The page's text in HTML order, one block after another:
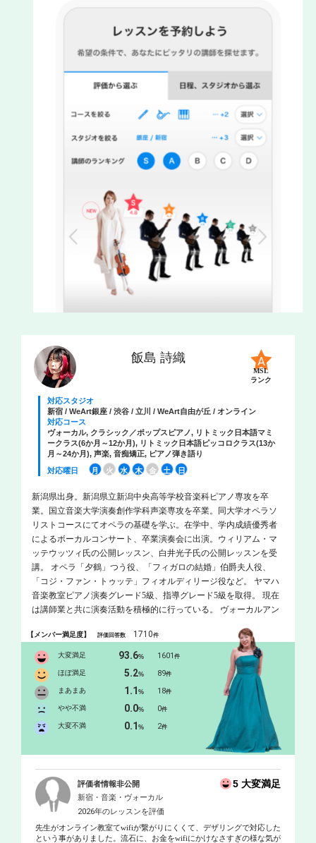
飯島 詩織
MSL
ランク
対応スタジオ
新宿 / WeArt銀座 / 渋谷 / 立川 / WeArt自由が丘 / オンライン
対応コース
ヴォーカル, クラシック／ポップスピアノ, リトミック日本語マミ
ークラス(6か月～12か月), リトミック日本語ピッコロクラス(13か
月～24か月), 声楽, 音痴矯正, ピアノ弾き語り
対応曜日
月 火 水 木 金 土 日
新潟県出身。新潟県立新潟中央高等学校音楽科ピアノ専攻を卒
業。国立音楽大学演奏創作学科声楽専攻を卒業。同大学オペラソ
リストコースにてオペラの基礎を学ぶ。在学中、学内成績優秀者
によるボーカルコンサート、卒業演奏会に出演。ウィリアム・マ
ッテウッツィ氏の公開レッスン、白井光子氏の公開レッスンを受
講。 オペラ「夕鶴」つう役、「フィガロの結婚」伯爵夫人役、
「コジ・ファン・トゥッテ」フィオルディリージ役など。 ヤマハ
音楽教室ピアノ演奏グレード5級、指導グレード5級を取得。 現在
は講師業と共に演奏活動を積極的に行っている。 ヴォーカルアン
スト会員。 2024年、同教室講師の横溝雄毅とサックス/ピアノヴォ
ーカルのユニットemotional theaterを結成。 ピアノを本間貴子、山
田美子の各氏に、声楽を故・渡邉誠、渡邊倫子、松原有奈の各氏
に師事。
【メンバー満足度】評価回答数 1710件
大変満足 93.6% 1601件
ほぼ満足 5.2% 89件
まあまあ 1.1% 18件
やや不満 0.0% 0件
大変不満 0.1% 2件
評価者情報非公開 5 大変満足
新宿・音楽・ヴォーカル
2026年のレッスンを評価
先生がオンライン教室てwifiが繋がりにくくて、デザリングで対応した
という事がありました。流石に、お金をwifiにかけなさすぎの様な気が